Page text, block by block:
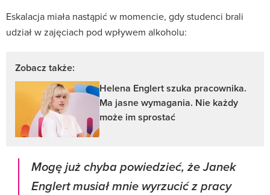
Eskalacja miała nastąpić w momencie, gdy studenci brali
udział w zajęciach pod wpływem alkoholu:
Zobacz także:
Helena Englert szuka pracownika.
Ma jasne wymagania. Nie każdy
może im sprostać
Mogę już chyba powiedzieć, że Janek
Englert musiał mnie wyrzucić z pracy